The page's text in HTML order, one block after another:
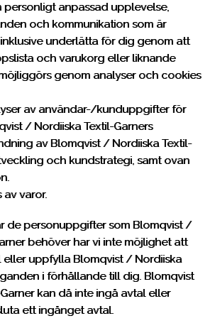
personligt anpassad upplevelse,
och kommunikation som är
underlätta för dig genom att
och varukorg eller liknande
genom analyser och cookies
av användar-/kunduppgifter för
/ Nordiiska Textil-Garners
av Blomqvist / Nordiiska Textil-
och kundstrategi, samt ovan
av varor.
de personuppgifter som Blomqvist /
behöver har vi inte möjlighet att
uppfylla Blomqvist / Nordiiska
i förhållande till dig. Blomqvist
kan då inte ingå avtal eller
ett ingånget avtal.